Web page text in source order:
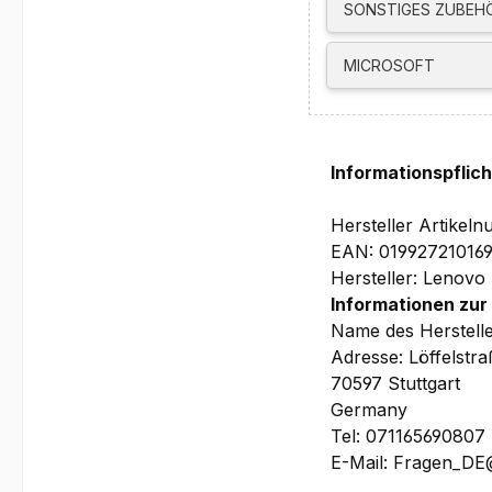
357.2 x 253.4 x 10.96/
Garantie:
1 Jahr Depot/Bring-
priorisierten Vor Ort
SONSTIGES
MICROSOFT
Hersteller
EAN:
Hersteller: Lenovo
Informationen
Name des
Adresse:
70597 Stuttgart
Germany
Tel: 071165690807
E-Mail: